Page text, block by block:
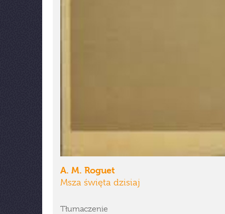
A. M. Roguet
Msza święta dzisiaj
Tłumaczenie